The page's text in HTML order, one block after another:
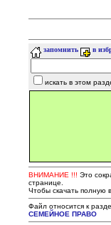
запомнить в
искать в этом
ВНИМАНИЕ !!! Это
странице.
Чтобы скачать полную
Файл относится к
СЕМЕЙНОЕ ПРАВО